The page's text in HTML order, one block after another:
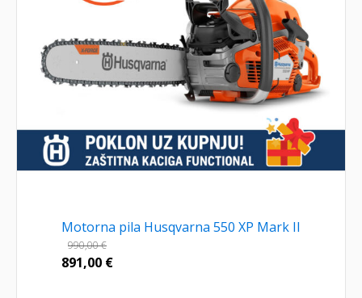
Motorna pila Husqvarna 550 XP Mark II
990,00€
891,00 €